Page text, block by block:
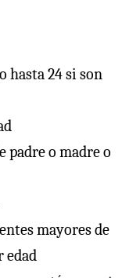
hasta 24 si son
padre o madre o
mayores de
edad